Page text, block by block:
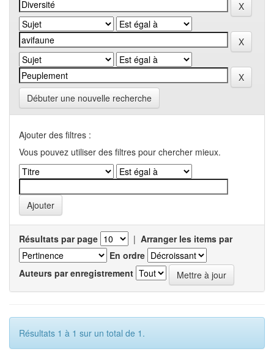
Débuter une nouvelle recherche
Ajouter des filtres :
Vous pouvez utiliser des filtres pour chercher mieux.
Résultats par page | Arranger les items par
En ordre
Auteurs par enregistrement
Résultats 1 à 1 sur un total de 1.